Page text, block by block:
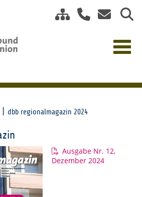
dbb regionalmagazin 2024
Ausgabe Nr. 12,
Dezember 2024